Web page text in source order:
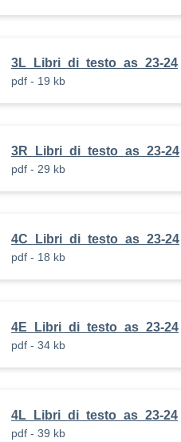
3L_Libri_di_testo_as_23-24
pdf - 19 kb
3R_Libri_di_testo_as_23-24
pdf - 29 kb
4C_Libri_di_testo_as_23-24
pdf - 18 kb
4E_Libri_di_testo_as_23-24
pdf - 34 kb
4L_Libri_di_testo_as_23-24
pdf - 39 kb